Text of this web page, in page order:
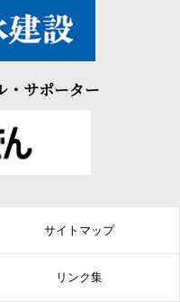
・サポーター
サイトマップ
リンク集